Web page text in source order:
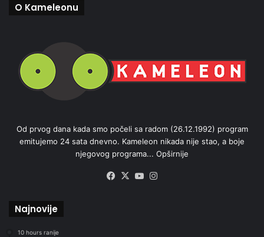
O Kameleonu
Od prvog dana kada smo počeli sa radom (26.12.1992) program
emitujemo 24 sata dnevno. Kameleon nikada nije stao, a boje
njegovog programa... Opširnije
Facebook
X YouTube
Najnovije
10 hours ranije